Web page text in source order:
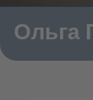
Ольга